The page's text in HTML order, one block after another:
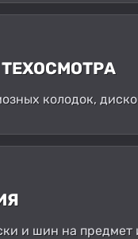
колодок,
и шин на